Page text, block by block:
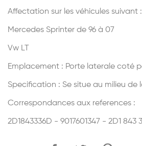
Affectation sur les véhicules suivant :
Mercedes Sprinter de 96 à 07
Vw LT
Emplacement : Porte laterale coté
Specification : Se situe au milieu de
Correspondances aux references :
2D1843336D - 9017601347 - 2D1 843